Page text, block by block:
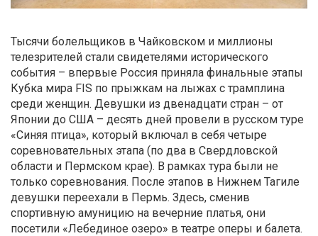
Тысячи болельщиков в Чайковском и миллионы
телезрителей стали свидетелями исторического
события – впервые Россия приняла финальные этапы
Кубка мира FIS по прыжкам на лыжах с трамплина
среди женщин. Девушки из двенадцати стран – от
Японии до США – десять дней провели в русском туре
«Синяя птица», который включал в себя четыре
соревновательных этапа (по два в Свердловской
области и Пермском крае). В рамках тура были не
только соревнования. После этапов в Нижнем Тагиле
девушки переехали в Пермь. Здесь, сменив
спортивную амуницию на вечерние платья, они
посетили «Лебединое озеро» в театре оперы и балета.